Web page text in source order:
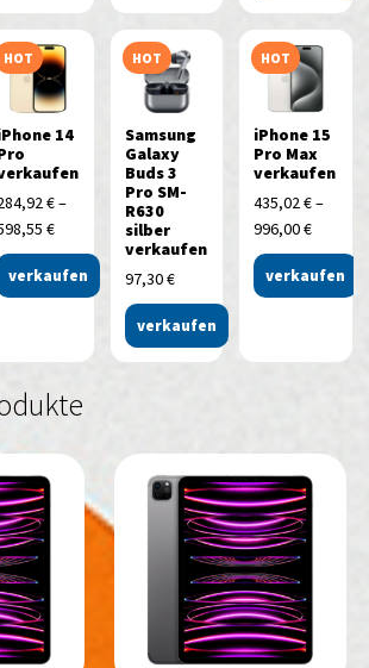
HOT
14
€–
€
verkaufen
HOT
Samsung
Galaxy
Buds 3
Pro SM-
R630
silber
verkaufen
97,30€
verkaufen
HOT
iPhone 15
Pro Max
verkaufen
435,02€–
996,00€
verkaufen